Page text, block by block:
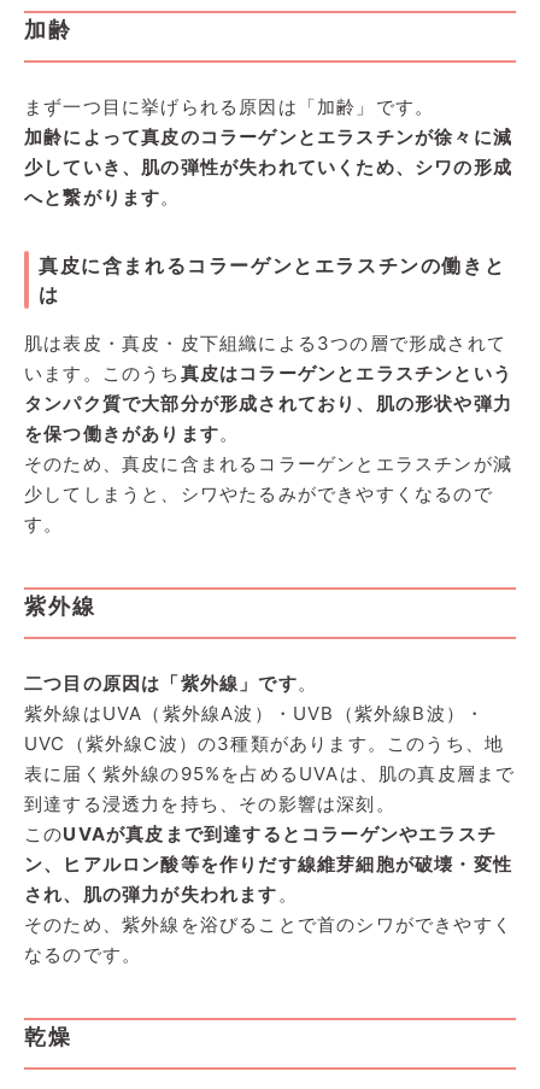
加齢
まず一つ目に挙げられる原因は「加齢」です。
加齢によって真皮のコラーゲンとエラスチンが徐々に減
少していき、肌の弾性が失われていくため、シワの形成
へと繋がります。
真皮に含まれるコラーゲンとエラスチンの働きと
は
肌は表皮・真皮・皮下組織による3つの層で形成されて
います。このうち 真皮はコラーゲンとエラスチンという
タンパク質で大部分が形成されており、肌の形状や弾力
を保つ働きがあります。
そのため、真皮に含まれるコラーゲンとエラスチンが減
少してしまうと、シワやたるみができやすくなるので
す。
紫外線
二つ目の原因は「紫外線」です。
紫外線はUVA（紫外線A波）・UVB（紫外線B波）・
UVC（紫外線C波）の3種類があります。このうち、地
表に届く紫外線の95%を占めるUVAは、肌の真皮層まで
到達する浸透力を持ち、その影響は深刻。
このUVAが真皮まで到達するとコラーゲンやエラスチ
ン、ヒアルロン酸等を作りだす線維芽細胞が破壊・変性
され、肌の弾力が失われます。
そのため、紫外線を浴びることで首のシワができやすく
なるのです。
乾燥